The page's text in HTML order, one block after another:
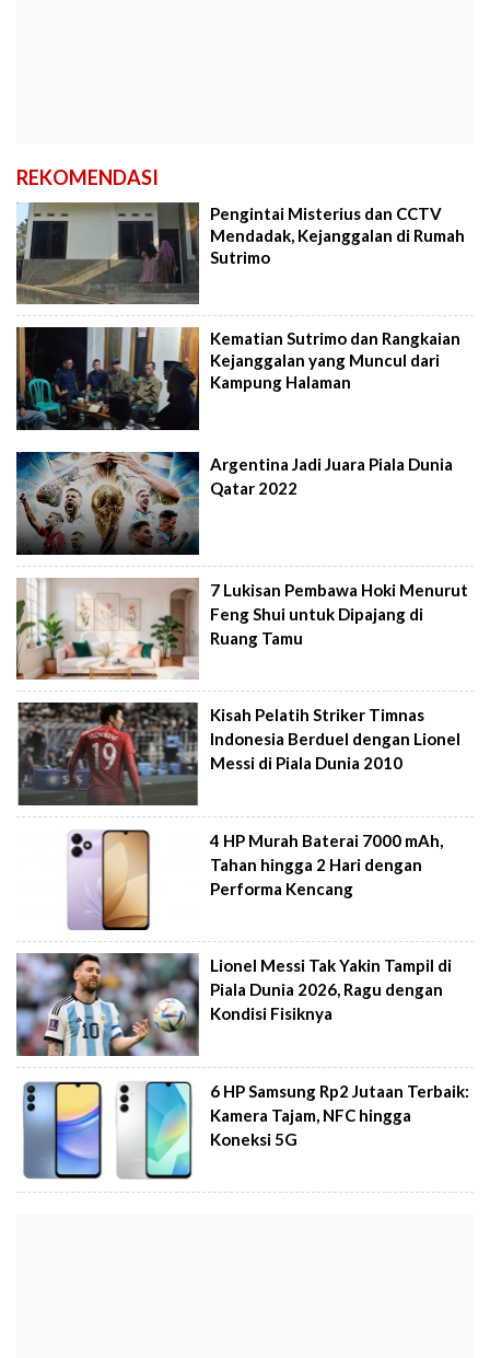
REKOMENDASI
Pengintai Misterius dan CCTV
Mendadak, Kejanggalan di Rumah
Sutrimo
Kematian Sutrimo dan Rangkaian
Kejanggalan yang Muncul dari
Kampung Halaman
Argentina Jadi Juara Piala Dunia
Qatar 2022
7 Lukisan Pembawa Hoki Menurut
Feng Shui untuk Dipajang di
Ruang Tamu
Kisah Pelatih Striker Timnas
Indonesia Berduel dengan Lionel
Messi di Piala Dunia 2010
4 HP Murah Baterai 7000 mAh,
Tahan hingga 2 Hari dengan
Performa Kencang
Lionel Messi Tak Yakin Tampil di
Piala Dunia 2026, Ragu dengan
Kondisi Fisiknya
6 HP Samsung Rp2 Jutaan Terbaik:
Kamera Tajam, NFC hingga
Koneksi 5G